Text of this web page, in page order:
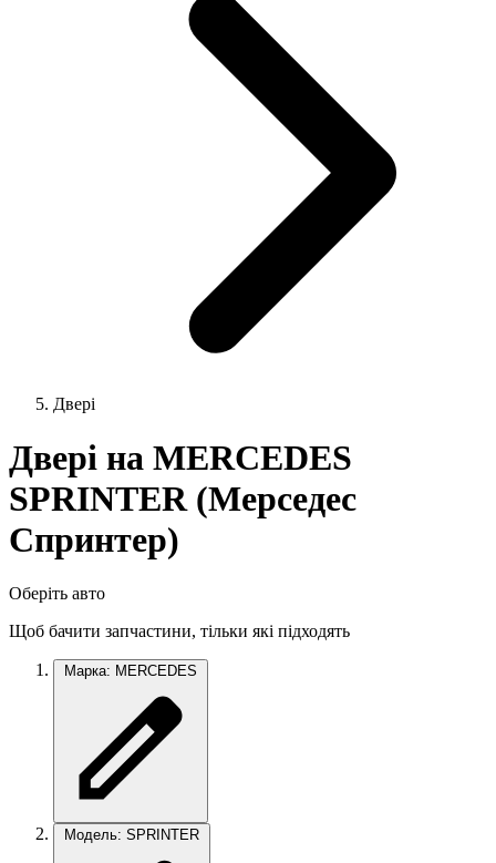
Двері
Двері на MERCEDES
SPRINTER (Мерседес
Спринтер)
Оберіть авто
Щоб бачити запчастини, тільки які підходять
Марка: MERCEDES
Модель: SPRINTER